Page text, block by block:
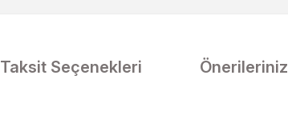
Taksit Seçenekleri Önerileriniz